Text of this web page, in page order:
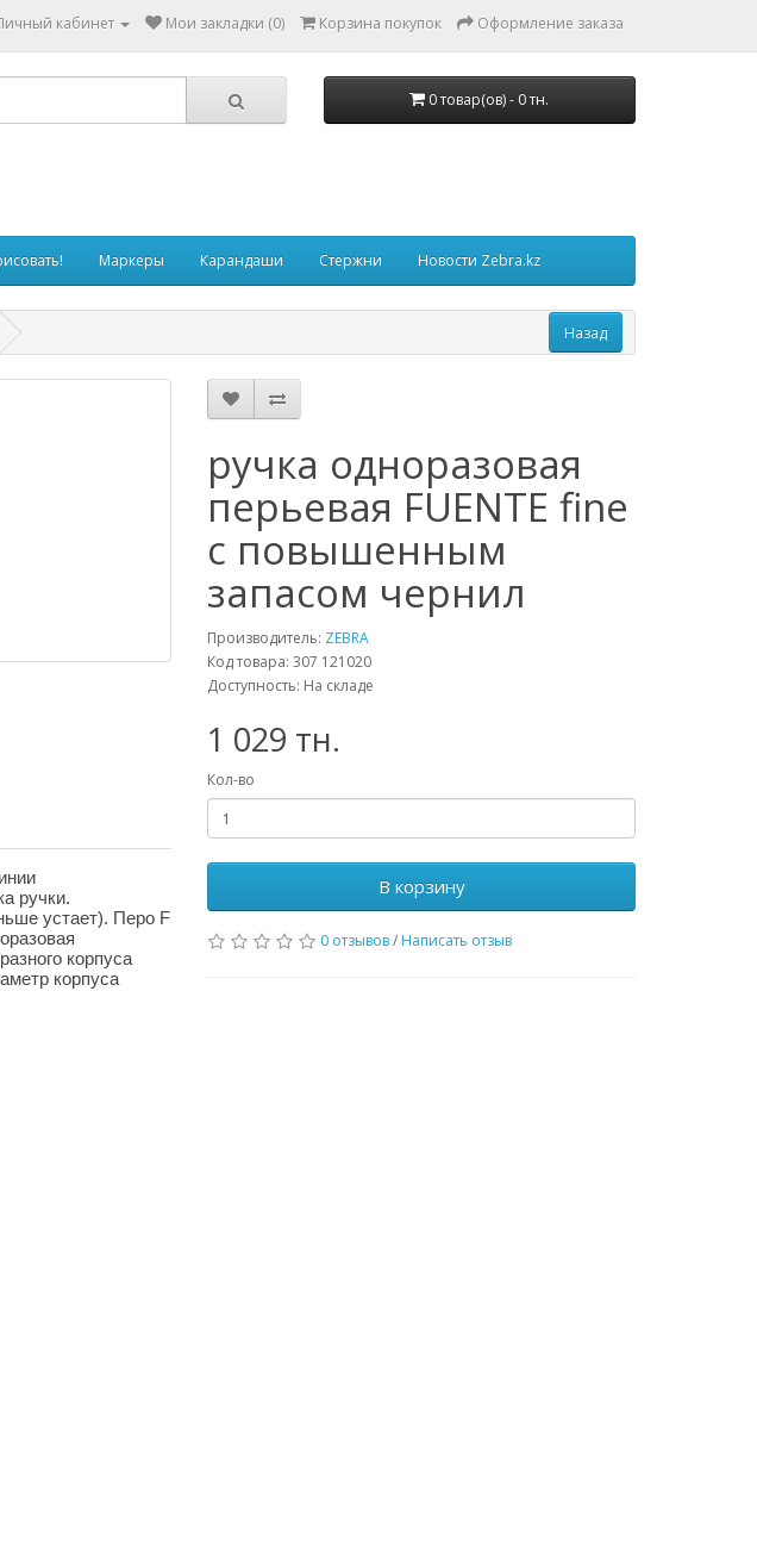
кабинет Мои закладки (0) Корзина покупок Оформление заказа
0 товар(ов) - 0 тн.
Маркеры Карандаши Стержни Новости Zebra.kz
ручки.
устает). Перо F
корпуса
корпуса
ручка одноразовая
перьевая FUENTE fine
с повышенным
запасом чернил
Производитель: ZEBRA
Код товара: 307 121020
Доступность: На складе
1 029 тн.
Кол-во
В корзину
0 отзывов/ Написать отзыв